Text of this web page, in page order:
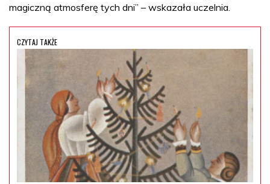
magiczną atmosferę tych dni” – wskazała uczelnia.
CZYTAJ TAKŻE